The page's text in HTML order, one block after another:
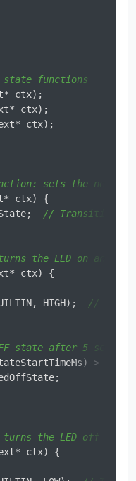
functions
ctx)
ctx)
ctx) ;
sets the next
ctx)
{
// Transition to
the LED on and,
ctx)
{
HIGH);
// Turn
state after 5 seconds
>
the LED off and,
ctx)
{